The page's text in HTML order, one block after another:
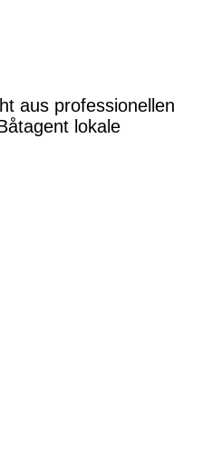
aus professionellen
lokale